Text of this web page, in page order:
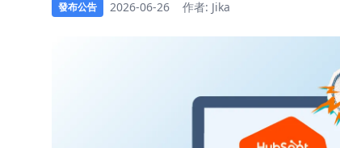
發布公告 2026-06-26 作者: Jika